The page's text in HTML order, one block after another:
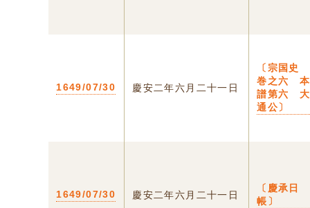
1649/07/30 慶安二年六月二十一日
〔宗国史
巻之六 本
譜第六 大
通公〕
1649/07/30 慶安二年六月二十一日
〔慶承日
帳〕